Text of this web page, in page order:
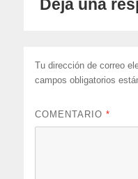
Deja una
Tu dirección de correo
campos obligatorios
COMENTARIO*